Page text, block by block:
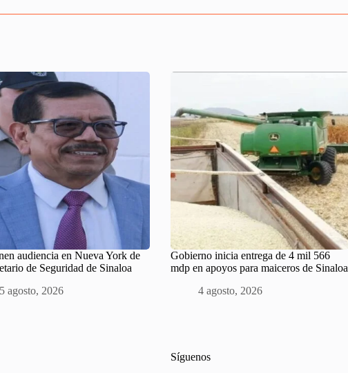
audiencia en Nueva York de
de Seguridad de Sinaloa
5 agosto, 2026
Gobierno inicia entrega de 4 mil 566
mdp en apoyos para maiceros de Sinaloa
4 agosto, 2026
Síguenos